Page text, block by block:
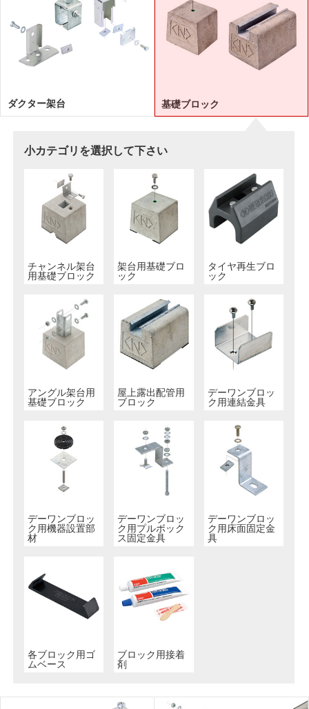
ダクター架台 基礎ブロック
小カテゴリを選択して下さい
チャンネル架台
用基礎ブロック
架台用基礎ブロ
ック
タイヤ再生ブロ
ック
アングル架台用
基礎ブロック
屋上露出配管用
ブロック
デーワンブロッ
ク用連結金具
デーワンブロッ
ク用機器設置部
材
デーワンブロッ
ク用プルボック
ス固定金具
デーワンブロッ
ク用床面固定金
具
各ブロック用ゴ
ムベース
ブロック用接着
剤